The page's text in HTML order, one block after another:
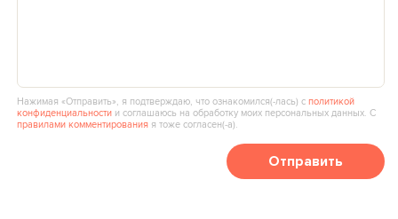
Нажимая «Отправить», я подтверждаю, что ознакомился(‑лась) сполитикой
конфиденциальности и соглашаюсь на обработку моих персональных данных. С
правилами комментирования я тоже согласен(‑а).
Отправить